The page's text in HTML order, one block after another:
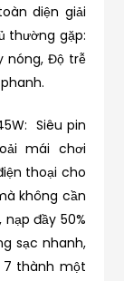
diện giải
thường gặp:
nóng, Độ trễ
Siêu pin
mái chơi
thoại cho
không cần
đầy 50%
sạc nhanh,
7 thành một